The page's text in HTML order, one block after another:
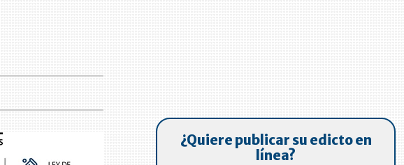
¿Quiere publicar su edicto en
línea?